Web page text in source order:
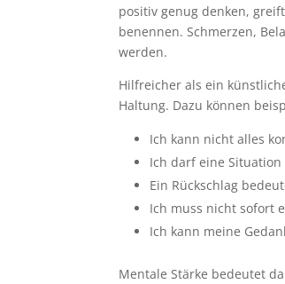
positiv genug denken,
benennen. Schmerzen,
werden.
Hilfreicher als ein
Haltung. Dazu können
Ich kann nicht alles
Ich darf eine
Ein Rückschlag
Ich muss nicht sofort
Ich kann meine
Mentale Stärke bedeutet